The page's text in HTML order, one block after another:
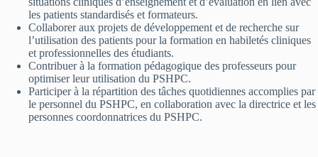
les patients standardisés et formateurs.
Collaborer aux projets de développement et de recherche sur
l’utilisation des patients pour la formation en habiletés cliniques
et professionnelles des étudiants.
Contribuer à la formation pédagogique des professeurs pour
optimiser leur utilisation du PSHPC.
Participer à la répartition des tâches quotidiennes accomplies par
le personnel du PSHPC, en collaboration avec la directrice et les
personnes coordonnatrices du PSHPC.